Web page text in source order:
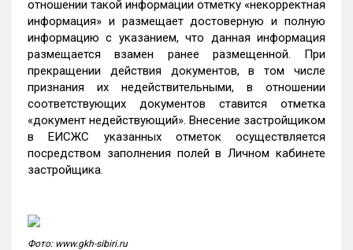
отношении такой информации отметку «некорректная
информация» и размещает достоверную и полную
информацию с указанием, что данная информация
размещается взамен ранее размещенной. При
прекращении действия документов, в том числе
признания их недействительными, в отношении
соответствующих документов ставится отметка
«документ недействующий». Внесение застройщиком
в ЕИСЖС указанных отметок осуществляется
посредством заполнения полей в Личном кабинете
застройщика.
Фото: www.gkh-sibiri.ru